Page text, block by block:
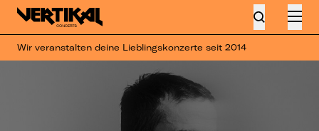
Wir veranstalten deine Lieblingskonzerte seit 2014